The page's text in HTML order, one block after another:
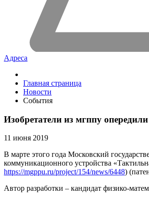
Адреса
Главная страница
Новости
События
Изобретатели из мгппу
11 июня 2019
В марте этого года Московский
коммуникационного устройства
https://mgppu.ru/project/154/news/6448)
Автор разработки – кандидат физико-